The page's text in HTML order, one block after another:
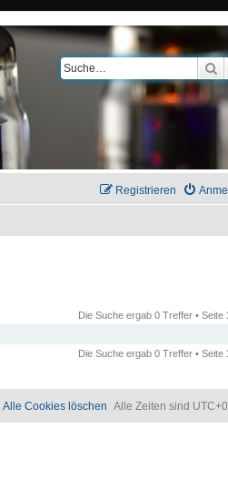
Registrieren
Die Suche ergab 0 Treffer • Seite
Die Suche ergab 0 Treffer • Seite
Alle Zeiten sind
Alle Cookies löschen